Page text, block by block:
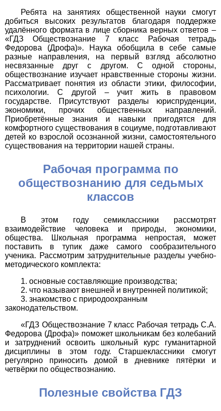
Ребята на занятиях общественной науки смогут
добиться высоких результатов благодаря поддержке
удалённого формата в лице сборника верных ответов –
«ГДЗ Обществознание 7 класс Рабочая тетрадь
Федорова (Дрофа)». Наука обобщила в себе самые
разные направления, на первый взгляд абсолютно
несвязанные друг с другом. С одной стороны,
обществознание изучает нравственные стороны жизни.
Рассматривает понятия из области этики, философии,
психологии. С другой – учит жить в правовом
государстве. Присутствуют разделы юриспруденции,
экономики, прочих общественных направлений.
Приобретённые знания и навыки пригодятся для
комфортного существования в социуме, подготавливают
детей ко взрослой осознанной жизни, самостоятельного
существования на территории нашей страны.
Рабочая программа по
обществознанию для седьмых
классов
В этом году семиклассники рассмотрят
взаимодействие человека и природы, экономики,
общества. Школьная программа непростая, может
поставить в тупик даже самого сообразительного
ученика. Рассмотрим затруднительные разделы учебно-
методического комплекта:
основные составляющие производства;
что называют внешней и внутренней политикой;
знакомство с природоохранным
законодательством.
«ГДЗ Обществознание 7 класс Рабочая тетрадь С.А.
Федорова (Дрофа)» поможет школьникам без колебаний
и затруднений освоить школьный курс гуманитарной
дисциплины в этом году. Старшеклассники смогут
регулярно приносить домой в дневнике пятёрки и
четвёрки по обществознанию.
Полезные свойства ГДЗ